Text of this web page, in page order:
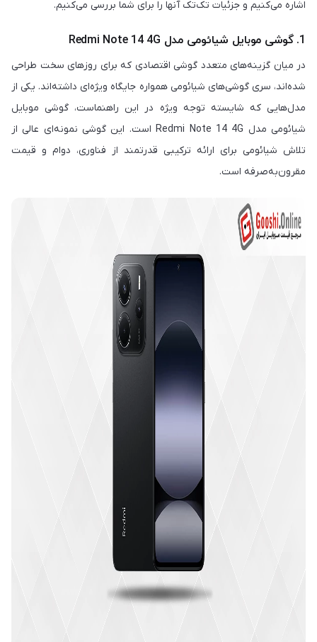
اشاره می‌کنیم و جزئیات تک‌تک آنها را برای شما بررسی می‌کنیم.
1. گوشی موبایل شیائومی مدل Redmi Note 14 4G
در میان گزینه‌های متعدد گوشی اقتصادی که برای روزهای سخت طراحی
شده‌اند، سری گوشی‌های شیائومی همواره جایگاه ویژه‌ای داشته‌اند. یکی از
مدل‌هایی که شایسته توجه ویژه در این راهنماست، گوشی موبایل
شیائومی مدل Redmi Note 14 4G است. این گوشی نمونه‌ای عالی از
تلاش شیائومی برای ارائه ترکیبی قدرتمند از فناوری، دوام و قیمت
مقرون‌به‌صرفه است.